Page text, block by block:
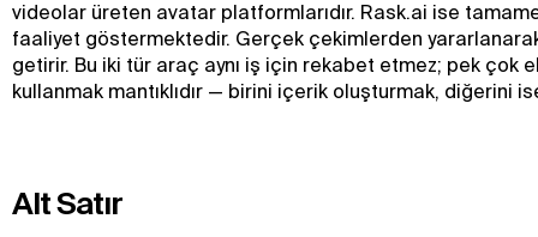
videolar üreten avatar platformlarıdır. Rask.ai ise
faaliyet göstermektedir. Gerçek çekimlerden
getirir. Bu iki tür araç aynı iş için rekabet etmez; pek çok
kullanmak mantıklıdır — birini içerik oluşturmak, diğerini
Alt Satır